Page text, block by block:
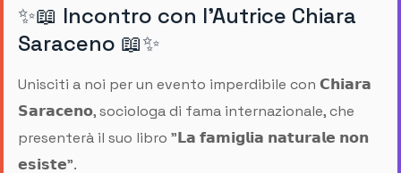
✨📖 Incontro con l'Autrice Chiara
Saraceno 📖✨
Unisciti a noi per un evento imperdibile con 𝗖𝗵𝗶𝗮𝗿𝗮
𝗦𝗮𝗿𝗮𝗰𝗲𝗻𝗼, sociologa di fama internazionale, che
presenterà il suo libro "𝗟𝗮 𝗳𝗮𝗺𝗶𝗴𝗹𝗶𝗮 𝗻𝗮𝘁𝘂𝗿𝗮𝗹𝗲 𝗻𝗼𝗻
𝗲𝘀𝗶𝘀𝘁𝗲".